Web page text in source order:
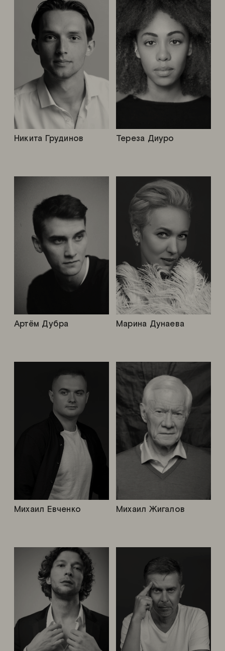
Артём Дубра
Михаил Жигалов
Тереза Диуро
Никита Грудинов
Михаил Евченко
Марина Дунаева